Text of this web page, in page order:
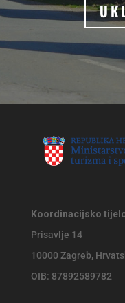
Koordinacijsko
Prisavlje 14
10000 Zagreb,
OIB: 87892589782